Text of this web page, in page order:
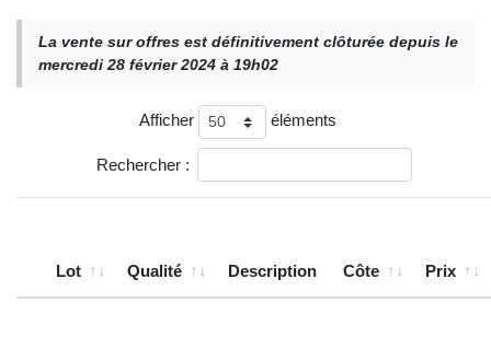
La vente sur offres est définitivement clôturée depuis le
mercredi 28 février 2024 à 19h02
Afficher éléments
Rechercher :
Lot Qualité Description Côte Prix